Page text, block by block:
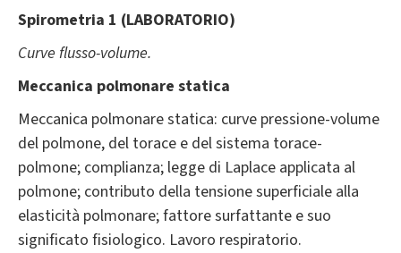
Spirometria 1 (LABORATORIO)
Curve flusso-volume.
Meccanica polmonare statica
Meccanica polmonare statica: curve pressione-volume
del polmone, del torace e del sistema torace-
polmone; complianza; legge di Laplace applicata al
polmone; contributo della tensione superficiale alla
elasticità polmonare; fattore surfattante e suo
significato fisiologico. Lavoro respiratorio.